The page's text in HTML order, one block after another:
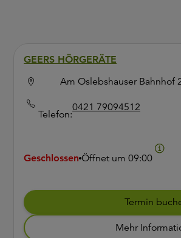
GEERS HÖRGERÄTE
Am Oslebshauser Bahnhof
Telefon:
0421 79094512
Geschlossen Öffnet um 09:00
Termin
Mehr